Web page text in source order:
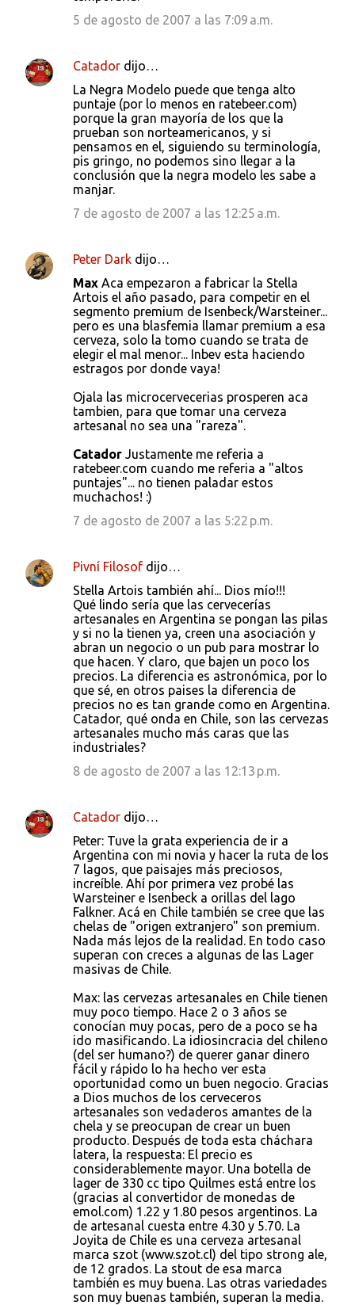
5 de agosto de 2007 a las 7:09 a.m.
Catador dijo…
La Negra Modelo puede que tenga alto
puntaje (por lo menos en ratebeer.com)
porque la gran mayoría de los que la
prueban son norteamericanos, y si
pensamos en el, siguiendo su terminología,
pis gringo, no podemos sino llegar a la
conclusión que la negra modelo les sabe a
manjar.
7 de agosto de 2007 a las 12:25 a.m.
Peter Dark dijo…
Max Aca empezaron a fabricar la Stella
Artois el año pasado, para competir en el
segmento premium de Isenbeck/Warsteiner...
pero es una blasfemia llamar premium a esa
cerveza, solo la tomo cuando se trata de
elegir el mal menor... Inbev esta haciendo
estragos por donde vaya!
Ojala las microcervecerias prosperen aca
tambien, para que tomar una cerveza
artesanal no sea una "rareza".
Catador Justamente me referia a
ratebeer.com cuando me referia a "altos
puntajes"... no tienen paladar estos
muchachos! :)
7 de agosto de 2007 a las 5:22 p.m.
Pivní Filosof dijo…
Stella Artois también ahí... Dios mío!!!
Qué lindo sería que las cervecerías
artesanales en Argentina se pongan las pilas
y si no la tienen ya, creen una asociación y
abran un negocio o un pub para mostrar lo
que hacen. Y claro, que bajen un poco los
precios. La diferencia es astronómica, por lo
que sé, en otros paises la diferencia de
precios no es tan grande como en Argentina.
Catador, qué onda en Chile, son las cervezas
artesanales mucho más caras que las
industriales?
8 de agosto de 2007 a las 12:13 p.m.
Catador dijo…
Peter: Tuve la grata experiencia de ir a
Argentina con mi novia y hacer la ruta de los
7 lagos, que paisajes más preciosos,
increíble. Ahí por primera vez probé las
Warsteiner e Isenbeck a orillas del lago
Falkner. Acá en Chile también se cree que las
chelas de "origen extranjero" son premium.
Nada más lejos de la realidad. En todo caso
superan con creces a algunas de las Lager
masivas de Chile.
Max: las cervezas artesanales en Chile tienen
muy poco tiempo. Hace 2 o 3 años se
conocían muy pocas, pero de a poco se ha
ido masificando. La idiosincracia del chileno
(del ser humano?) de querer ganar dinero
fácil y rápido lo ha hecho ver esta
oportunidad como un buen negocio. Gracias
a Dios muchos de los cerveceros
artesanales son vedaderos amantes de la
chela y se preocupan de crear un buen
producto. Después de toda esta cháchara
latera, la respuesta: El precio es
considerablemente mayor. Una botella de
lager de 330 cc tipo Quilmes está entre los
(gracias al convertidor de monedas de
emol.com) 1.22 y 1.80 pesos argentinos. La
de artesanal cuesta entre 4.30 y 5.70. La
Joyita de Chile es una cerveza artesanal
marca szot (www.szot.cl) del tipo strong ale,
de 12 grados. La stout de esa marca
también es muy buena. Las otras variedades
son muy buenas también, superan la media.